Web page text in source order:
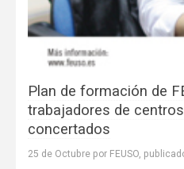
Plan de formación de
trabajadores de
concertados
25 de Octubre por FEUSO,